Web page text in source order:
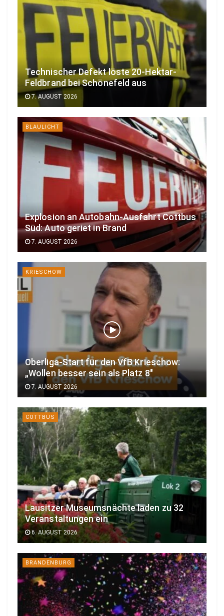
Technischer Defekt löste 20-Hektar-
Feldbrand bei Schönefeld aus
7. AUGUST 2026
BLAULICHT
Explosion an Autobahn-Ausfahrt Cottbus
Süd: Auto geriet in Brand
7. AUGUST 2026
KRIESCHOW
Oberliga-Start für den VfB Krieschow:
„Wollen besser sein als Platz 8″
7. AUGUST 2026
COTTBUS
Lausitzer Museumsnächte laden zu 32
Veranstaltungen ein
6. AUGUST 2026
BRANDENBURG